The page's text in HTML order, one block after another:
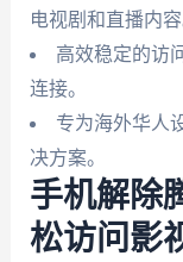
电视剧和直播内容
高效稳定的访
连接。
专为海外华人
决方案。
手机解除
松访问影